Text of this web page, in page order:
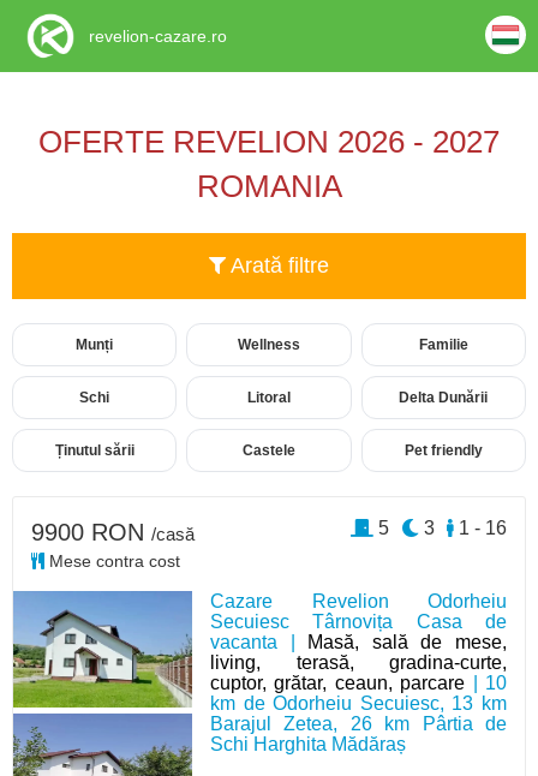
OFERTE REVELION 2026 - 2027
ROMANIA
Arată filtre
Munți Wellness Familie
Schi Litoral Delta Dunării
Ținutul sării Castele Pet friendly
Cazare Revelion Odorheiu
Secuiesc Târnovița Casa de
vacanta |
Masă, sală de mese,
living, terasă, gradina-curte,
cuptor, grătar, ceaun, parcare | 10
km de Odorheiu Secuiesc, 13 km
Barajul Zetea, 26 km Pârtia de
Schi Harghita Mădăraș
9900 RON /casă
Mese contra cost
1 - 16
3
5
revelion-cazare.ro